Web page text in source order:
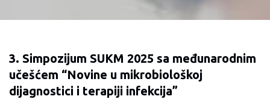
3. Simpozijum SUKM 2025 sa međunarodnim
učešćem “Novine u mikrobiološkoj
dijagnostici i terapiji infekcija”